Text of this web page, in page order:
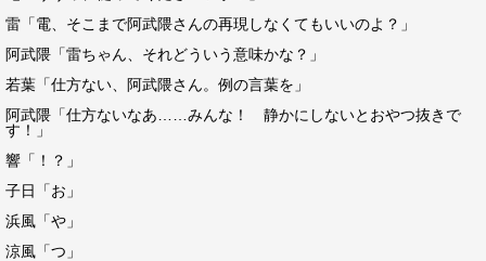
雷「電、そこまで阿武隈さんの再現しなくてもいいのよ？」
阿武隈「雷ちゃん、それどういう意味かな？」
若葉「仕方ない、阿武隈さん。例の言葉を」
阿武隈「仕方ないなあ……みんな！ 静かにしないとおやつ抜きで
す！」
響「！？」
子日「お」
浜風「や」
涼風「つ」